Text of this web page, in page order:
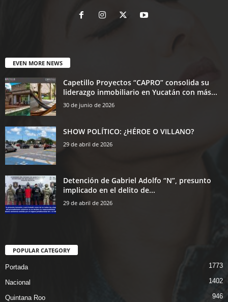
EVEN MORE NEWS
Capetillo Proyectos “CAPRO” consolida su
liderazgo inmobiliario en Yucatán con más...
30 de junio de 2026
SHOW POLÍTICO: ¿HÉROE O VILLANO?
29 de abril de 2026
Detención de Gabriel Adolfo “N”, presunto
implicado en el delito de...
29 de abril de 2026
POPULAR CATEGORY
Portada 1773
Nacional 1402
Quintana Roo 946